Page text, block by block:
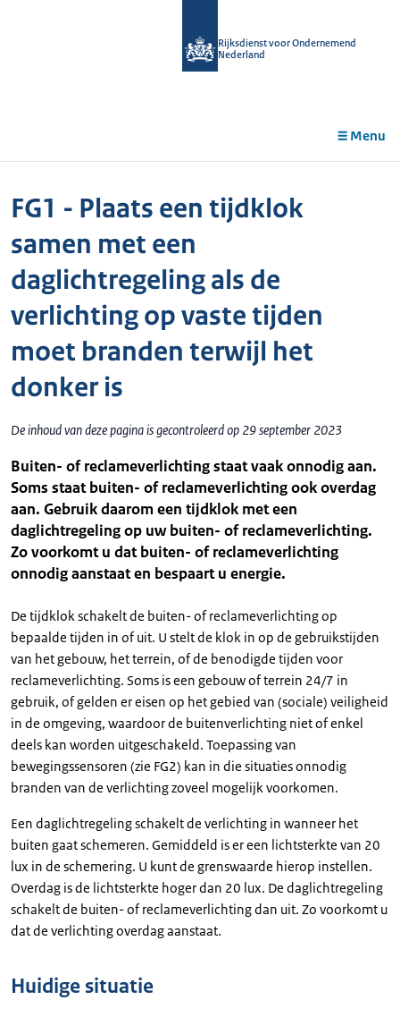
Rijksdienst voor Ondernemend
Nederland
Menu
FG1 - Plaats een tijdklok
samen met een
daglichtregeling als de
verlichting op vaste tijden
moet branden terwijl het
donker is
De inhoud van deze pagina is gecontroleerd op 29 september 2023
Buiten- of reclameverlichting staat vaak onnodig aan.
Soms staat buiten- of reclameverlichting ook overdag
aan. Gebruik daarom een tijdklok met een
daglichtregeling op uw buiten- of reclameverlichting.
Zo voorkomt u dat buiten- of reclameverlichting
onnodig aanstaat en bespaart u energie.
De tijdklok schakelt de buiten- of reclameverlichting op
bepaalde tijden in of uit. U stelt de klok in op de gebruikstijden
van het gebouw, het terrein, of de benodigde tijden voor
reclameverlichting. Soms is een gebouw of terrein 24/7 in
gebruik, of gelden er eisen op het gebied van (sociale) veiligheid
in de omgeving, waardoor de buitenverlichting niet of enkel
deels kan worden uitgeschakeld. Toepassing van
bewegingssensoren (zie FG2) kan in die situaties onnodig
branden van de verlichting zoveel mogelijk voorkomen.
Een daglichtregeling schakelt de verlichting in wanneer het
buiten gaat schemeren. Gemiddeld is er een lichtsterkte van 20
lux in de schemering. U kunt de grenswaarde hierop instellen.
Overdag is de lichtsterkte hoger dan 20 lux. De daglichtregeling
schakelt de buiten- of reclameverlichting dan uit. Zo voorkomt u
dat de verlichting overdag aanstaat.
Huidige situatie